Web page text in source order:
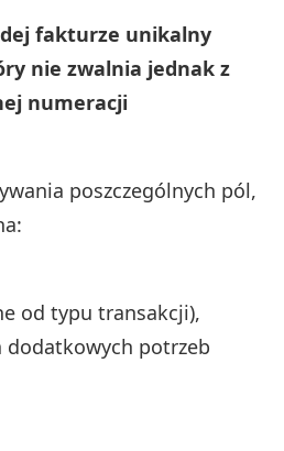
fakturze unikalny
nie zwalnia jednak z
numeracji
poszczególnych pól,
od typu transakcji),
dodatkowych potrzeb